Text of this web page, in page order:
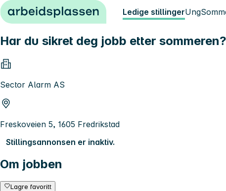
Hopp til innhold Ledige stillingerUng
Har du sikret deg jobb etter
Sector Alarm AS
Freskoveien 5, 1605 Fredrikstad
Stillingsannonsen er inaktiv.
Om jobben
Lagre favoritt